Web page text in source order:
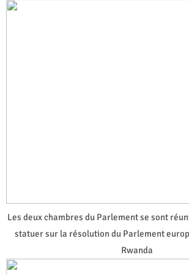
Les deux chambres du Parlement se sont
statuer sur la résolution du Parlement
Rwanda